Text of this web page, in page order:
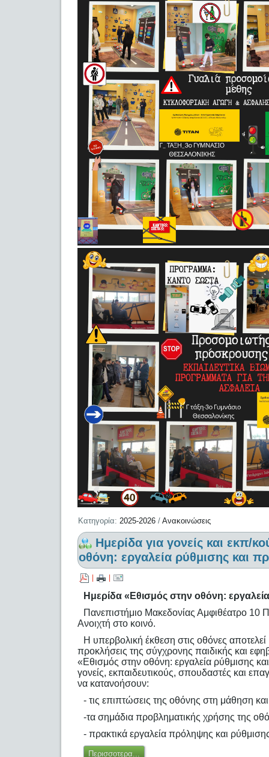
Κατηγορία: 2025-2026 /Ανακοινώσεις
Hμερίδα για γονείς και εκπ/
οθόνη: εργαλεία ρύθμισης και
Hμερίδα «Εθισμός στην οθόνη:
Πανεπιστήμιο Μακεδονίας Αμφιθέατρο
Ανοιχτή στο κοινό.
Η υπερβολική έκθεση στις οθόνες αποτελεί
προκλήσεις της σύγχρονης παιδικής και
«Εθισμός στην οθόνη: εργαλεία ρύθμισης
γονείς, εκπαιδευτικούς, σπουδαστές και
να κατανοήσουν:
- τις επιπτώσεις της οθόνης στη μάθηση
-τα σημάδια προβληματικής χρήσης της
- πρακτικά εργαλεία πρόληψης και
Περισσοτερα...